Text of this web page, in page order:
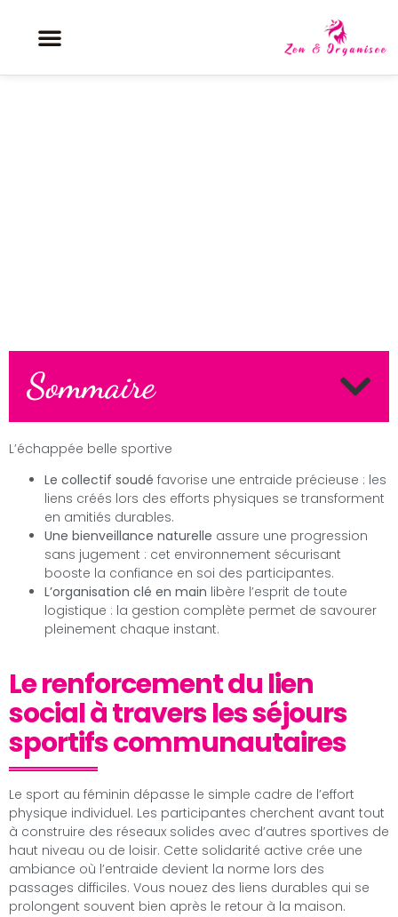
Sommaire
L’échappée belle sportive
Le collectif soudé favorise une entraide précieuse : les
liens créés lors des efforts physiques se transforment
en amitiés durables.
Une bienveillance naturelle assure une progression
sans jugement : cet environnement sécurisant
booste la confiance en soi des participantes.
L’organisation clé en main libère l’esprit de toute
logistique : la gestion complète permet de savourer
pleinement chaque instant.
Le renforcement du lien
social à travers les séjours
sportifs communautaires
Le sport au féminin dépasse le simple cadre de l’effort
physique individuel. Les participantes cherchent avant tout
à construire des réseaux solides avec d’autres sportives de
haut niveau ou de loisir. Cette solidarité active crée une
ambiance où l’entraide devient la norme lors des
passages difficiles. Vous nouez des liens durables qui se
prolongent souvent bien après le retour à la maison.